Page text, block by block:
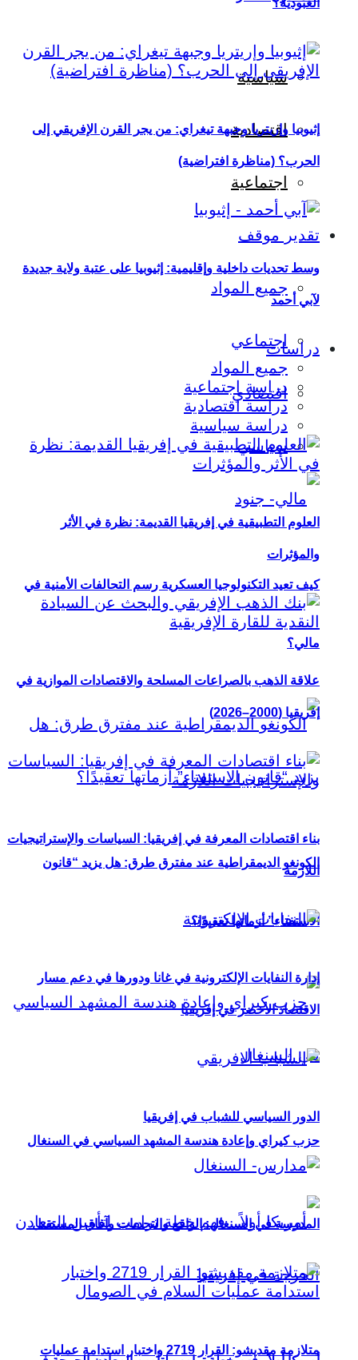
سياسية
اقتصادية
اجتماعية
تقدير موقف
جميع المواد
اجتماعي
اقتصادي
سياسي
كيف تعيد التكنولوجيا العسكرية رسم التحالفات الأمنية في
مالي؟
الكونغو الديمقراطية عند مفترق طرق: هل يزيد “قانون
الاستفتاء” أزماتها تعقيدًا؟
حزب كيراي وإعادة هندسة المشهد السياسي في السنغال
العبودية؟
إثيوبيا وإريتريا وجبهة تيغراي: من يجر القرن الإفريقي إلى
الحرب؟ (مناظرة افتراضية)
وسط تحديات داخلية وإقليمية: إثيوبيا على عتبة ولاية جديدة
لآبي أحمد
دراسات
جميع المواد
دراسة اجتماعية
دراسة اقتصادية
دراسة سياسية
العلوم التطبيقية في إفريقيا القديمة: نظرة في الأثر
والمؤثرات
علاقة الذهب بالصراعات المسلحة والاقتصادات الموازية في
إفريقيا (2000–2026)
بناء اقتصادات المعرفة في إفريقيا: السياسات والإستراتيجيات
اللازمة
إدارة النفايات الإلكترونية في غانا ودورها في دعم مسار
الاقتصاد الأخضر في إفريقيا
الدور السياسي للشباب في إفريقيا
المدرسة في السنغال: الواقع والتحديات وآفاق المستقبل
متلازمة مقديشو: القرار 2719 واختبار استدامة عمليات